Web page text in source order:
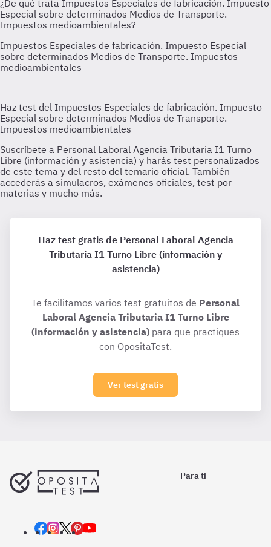
Haz test gratis de Personal Laboral Agencia
Tributaria I1 Turno Libre (información y
asistencia)
Te facilitamos varios test gratuitos de Personal
Laboral Agencia Tributaria I1 Turno Libre
(información y asistencia) para que practiques
con OpositaTest.
Ver test gratis
Para ti